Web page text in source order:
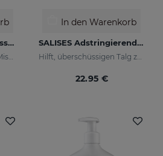
SALISES Feuchtigkeitsspendendes Cremegel
Feuchtigkeitspflege für Mischhaut mit Neigung zu Akne
In den Warenkorb
SALISES Adstringierende Maske
Hilft, überschüssigen Talg zu reduzieren
22.95 €